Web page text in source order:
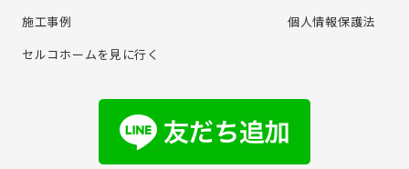
施⼯事例
セルコホームを⾒に⾏く
個⼈情報保護法